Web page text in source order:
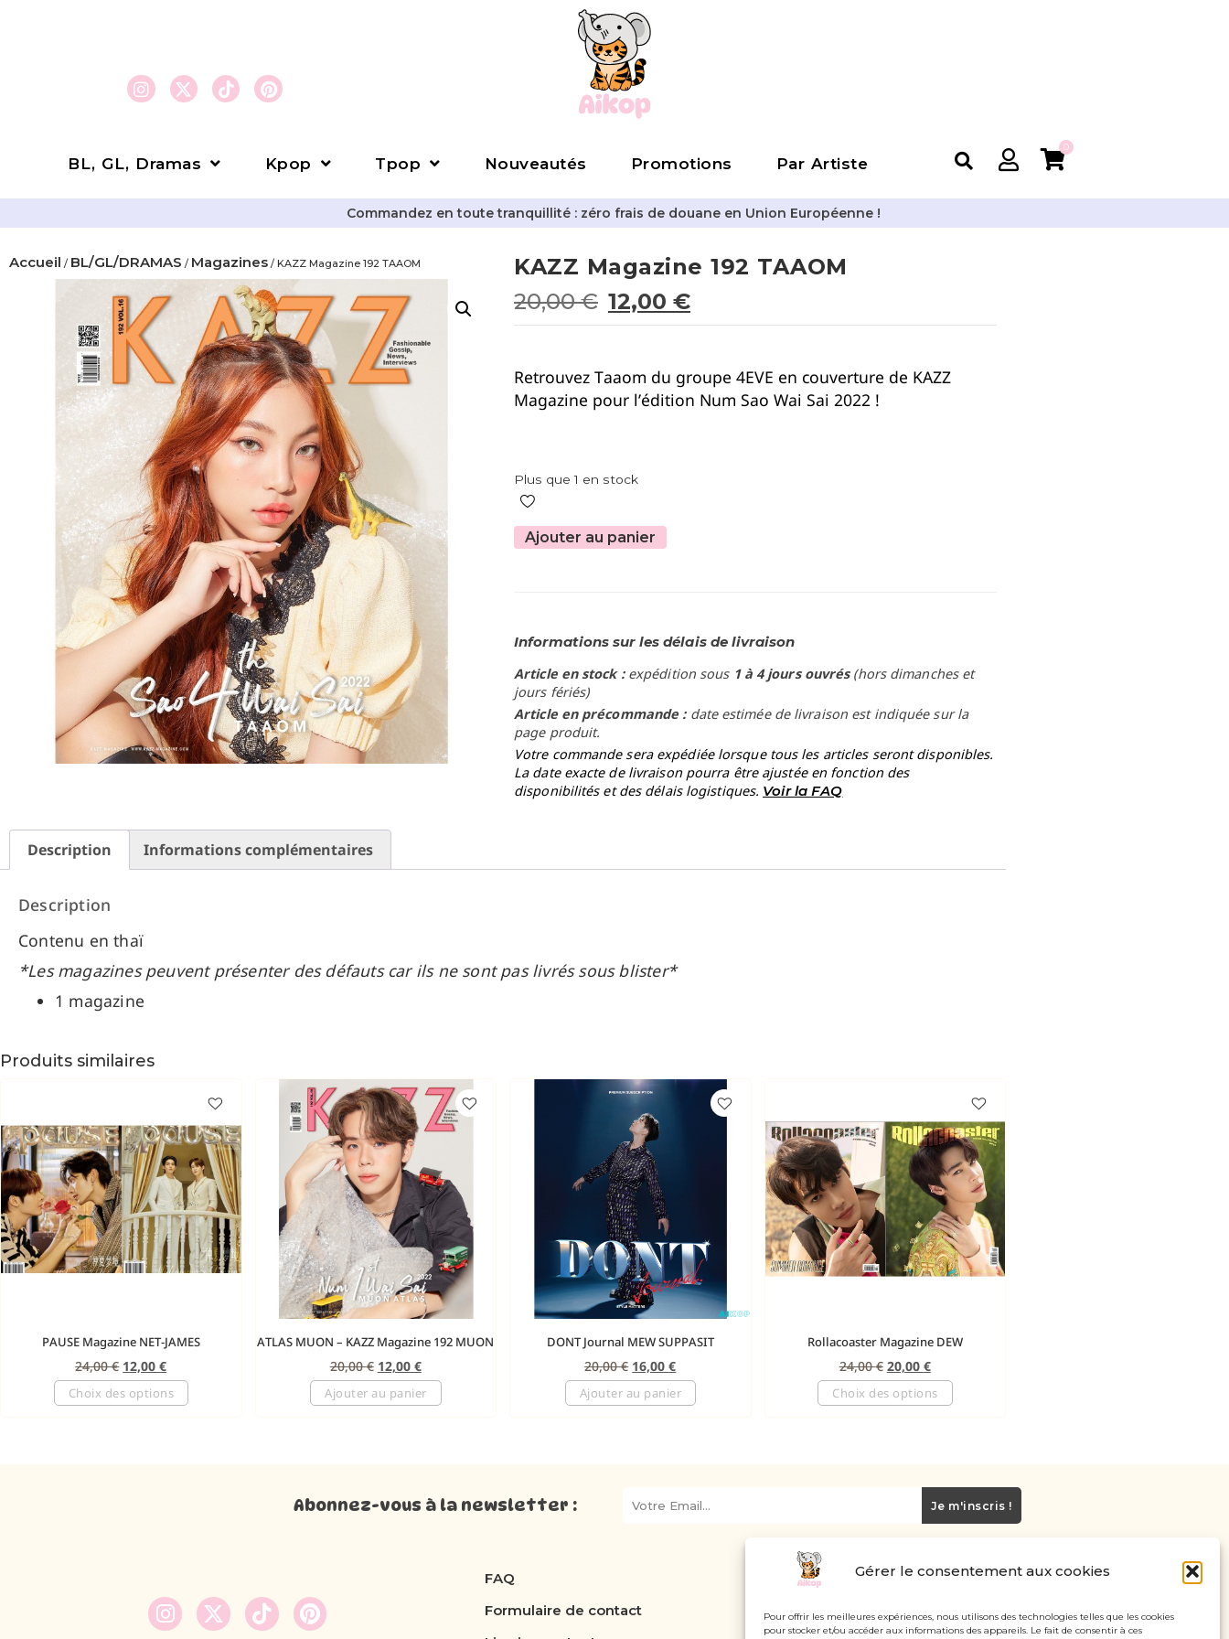
Gérer le consentement aux cookies
Pour offrir les meilleures expériences, nous utilisons des technologies telles que les cookies
pour stocker et/ou accéder aux informations des appareils. Le fait de consentir à ces
BL, GL, Dramas Kpop Tpop Nouveautés Promotions Par Artiste
0
Commandez en toute tranquillité : zéro frais de douane en Union Européenne !
Accueil / BL/GL/DRAMAS / Magazines / KAZZ Magazine 192 TAAOM
KAZZ Magazine 192 TAAOM
20,00€ 12,00 €
Retrouvez Taaom du groupe 4EVE en couverture de KAZZ
Magazine pour l’édition Num Sao Wai Sai 2022 !
Plus que 1 en stock
Ajouter au panier
Informations sur les délais de livraison
Article en stock : expédition sous 1 à 4 jours ouvrés(hors dimanches et
jours fériés)
Article en précommande : date estimée de livraison est indiquée sur la
page produit.
Votre commande sera expédiée lorsque tous les articles seront disponibles.
La date exacte de livraison pourra être ajustée en fonction des
disponibilités et des délais logistiques. Voir la FAQ
Description Informations complémentaires
Description
Contenu en thaï
*Les magazines peuvent présenter des défauts car ils ne sont pas livrés sous blister*
1 magazine
Produits similaires
PAUSE Magazine NET-JAMES
24,00€ 12,00€
Choix des options
ATLAS MUON – KAZZ Magazine 192 MUON
20,00€ 12,00 €
Ajouter au panier
DONT Journal MEW SUPPASIT
20,00€ 16,00€
Ajouter au panier
Rollacoaster Magazine DEW
24,00€ 20,00 €
Choix des options
Abonnez-vous à la newsletter : Je m'inscris !
FAQ
Formulaire de contact
Carte cadeau
Politique de confidentialité